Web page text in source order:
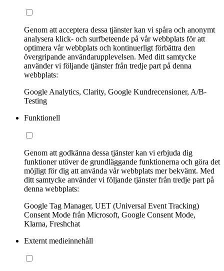
Genom att acceptera dessa tjänster kan vi spåra och anonymt
analysera klick- och surfbeteende på vår webbplats för att
optimera vår webbplats och kontinuerligt förbättra den
övergripande användarupplevelsen. Med ditt samtycke
använder vi följande tjänster från tredje part på denna
webbplats:
Google Analytics, Clarity, Google Kundrecensioner, A/B-
Testing
Funktionell
Genom att godkänna dessa tjänster kan vi erbjuda dig
funktioner utöver de grundläggande funktionerna och göra det
möjligt för dig att använda vår webbplats mer bekvämt. Med
ditt samtycke använder vi följande tjänster från tredje part på
denna webbplats:
Google Tag Manager, UET (Universal Event Tracking)
Consent Mode från Microsoft, Google Consent Mode,
Klarna, Freshchat
Externt medieinnehåll